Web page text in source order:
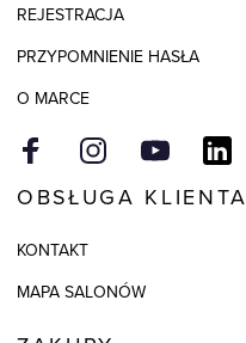
REJESTRACJA
PRZYPOMNIENIE HASŁA
O MARCE
OBSŁUGA KLIENTA
KONTAKT
MAPA SALONÓW